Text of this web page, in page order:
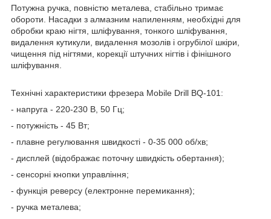
Потужна ручка, повністю металева, стабільно тримає
обороти. Насадки з алмазним напиленням, необхідні для
обробки краю нігтя, шліфування, тонкого шліфування,
видалення кутикули, видалення мозолів і огрубілої шкіри,
чищення під нігтями, корекції штучних нігтів і фінішного
шліфування.
Технічні характеристики фрезера Mobile Drill BQ-101:
- напруга - 220-230 В, 50 Гц;
- потужність - 45 Вт;
- плавне регулювання швидкості - 0-35 000 об/хв;
- дисплей (відображає поточну швидкість обертання);
- сенсорні кнопки управління;
- функція реверсу (електронне перемикання);
- ручка металева;